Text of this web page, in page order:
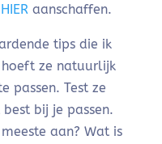
HIER aanschaffen.
tips die ik
ze natuurlijk
passen. Test ze
bij je passen.
aan? Wat is